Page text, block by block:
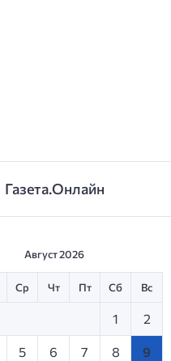
Газета.Онлайн
Август 2026
Ср Чт Пт Сб Вс
1 2
5 6 7 8 9